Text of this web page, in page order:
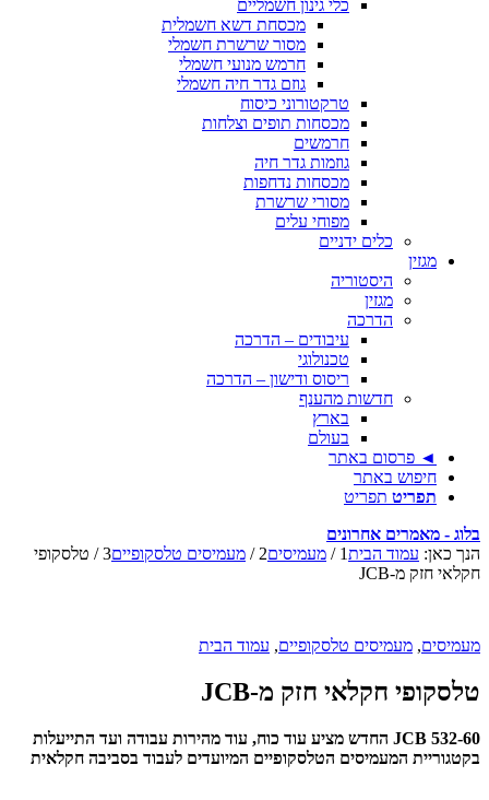
כלי גינון חשמליים
מכסחת דשא חשמלית
מסור שרשרת חשמלי
חרמש מנועי חשמלי
גוזם גדר חיה חשמלי
טרקטורוני כיסוח
מכסחות תופים וצלחות
חרמשים
גוזמות גדר חיה
מכסחות נדחפות
מסורי שרשרת
מפוחי עלים
כלים ידניים
מגזין
היסטוריה
מגזין
הדרכה
עיבודים – הדרכה
טכנולוגי
ריסוס ודישון – הדרכה
חדשות מהענף
בארץ
בעולם
◄ פרסום באתר
חיפוש באתר
תפריט תפריט
בלוג - מאמרים אחרונים
הנך כאן: עמוד הבית1
/ מעמיסים2
/ מעמיסים טלסקופיים3
/ טלסקופי
חקלאי חזק מ-JCB
מעמיסים, מעמיסים טלסקופיים, עמוד הבית
טלסקופי חקלאי חזק מ-JCB
JCB 532-60 החדש מציע עוד כוח, עוד מהירות עבודה ועד התייעלות
בקטגוריית המעמיסים הטלסקופיים המיועדים לעבוד בסביבה חקלאית